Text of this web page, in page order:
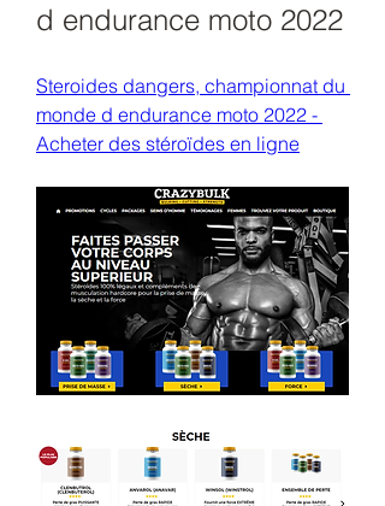
d endurance moto 2022
Steroides dangers, championnat du
monde d endurance moto 2022 -
Acheter des stéroïdes en ligne